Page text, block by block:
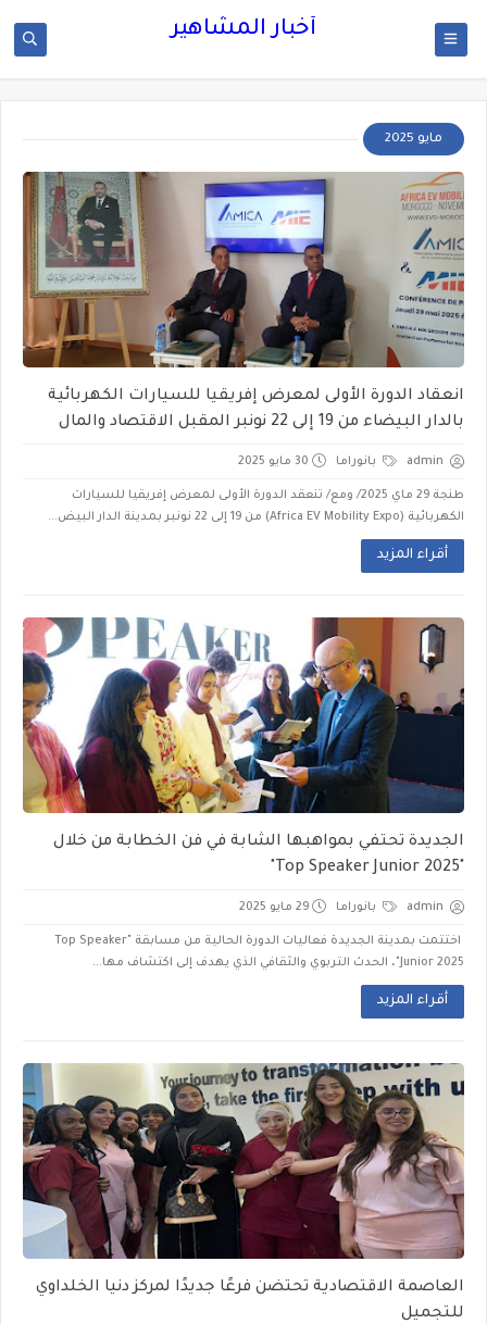
أخبار المشاهير
مايو 2025
انعقاد الدورة الأولى لمعرض إفريقيا للسيارات الكهربائية
بالدار البيضاء من 19 إلى 22 نونبر المقبل الاقتصاد والمال
admin بانوراما 30 مايو 2025
طنجة 29 ماي 2025/ ومع/ تنعقد الدورة الأولى لمعرض إفريقيا للسيارات
الكهربائية (Africa EV Mobility Expo) من 19 إلى 22 نونبر بمدينة الدار البيض...
أقراء المزيد
الجديدة تحتفي بمواهبها الشابة في فن الخطابة من خلال
admin بانوراما 29 مايو 2025
اختتمت بمدينة الجديدة فعاليات الدورة الحالية من مسابقة "Top Speaker
Junior 2025"، الحدث التربوي والثقافي الذي يهدف إلى اكتشاف مها...
أقراء المزيد
العاصمة الاقتصادية تحتضن فرعًا جديدًا لمركز دنيا الخلداوي
للتجميل